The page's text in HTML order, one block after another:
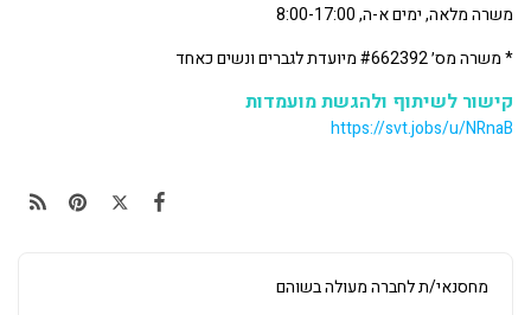
משרה מלאה, ימים א-ה, 8:00-17:00
* משרה מס׳ #662392 מיועדת לגברים ונשים כאחד
קישור לשיתוף ולהגשת מועמדות
https://svt.jobs/u/NRnaB
מחסנאי/ת לחברה מעולה בשוהם